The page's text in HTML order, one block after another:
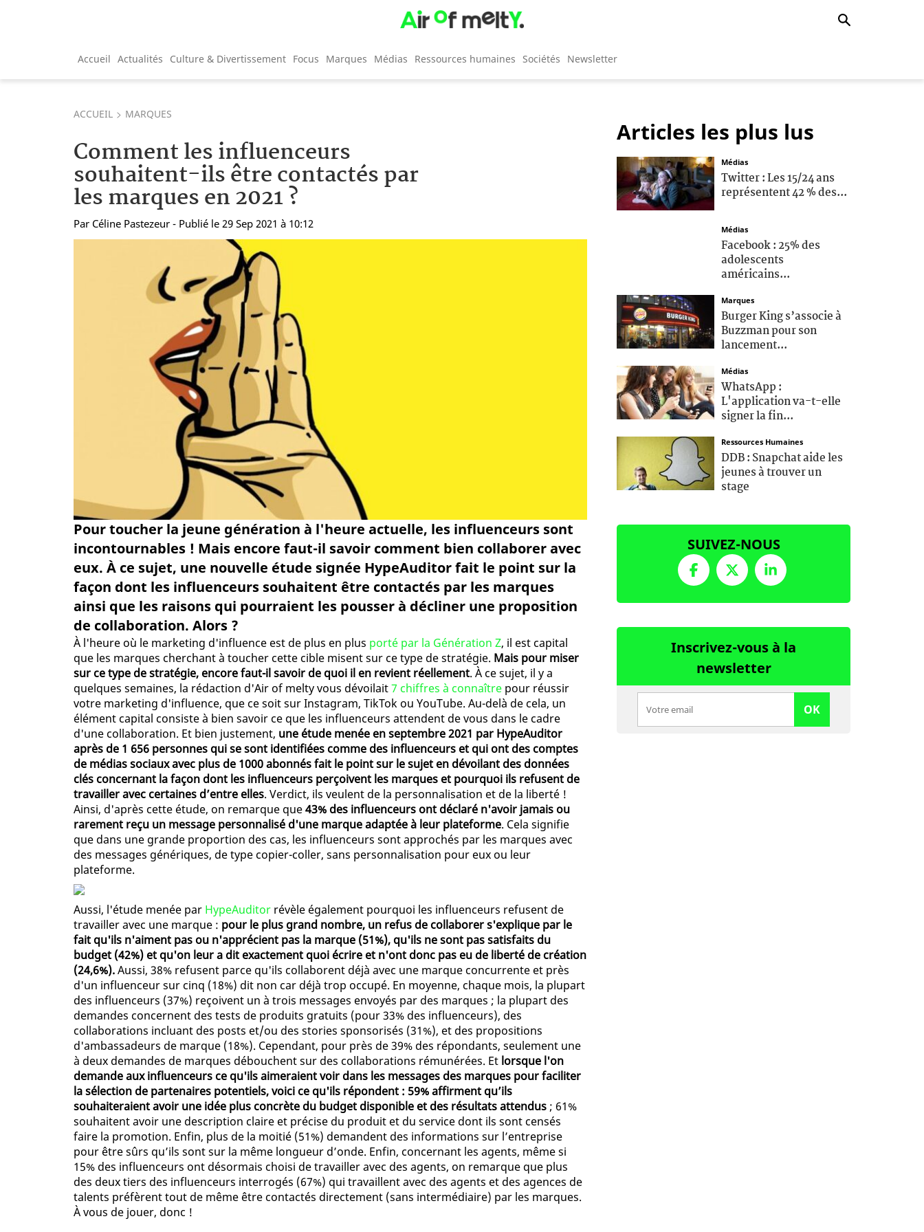
Accueil Actualités Culture & Divertissement Focus Marques Médias Ressources humaines Sociétés Newsletter
ACCUEIL MARQUES
Comment les influenceurs
souhaitent-ils être contactés par
les marques en 2021 ?
Par Céline Pastezeur - Publié le 29 Sep 2021 à 10:12
Pour toucher la jeune génération à l'heure actuelle, les influenceurs sont
incontournables ! Mais encore faut-il savoir comment bien collaborer avec
eux. À ce sujet, une nouvelle étude signée HypeAuditor fait le point sur la
façon dont les influenceurs souhaitent être contactés par les marques
ainsi que les raisons qui pourraient les pousser à décliner une proposition
de collaboration. Alors ?
À l'heure où le marketing d'influence est de plus en plus porté par la Génération Z, il est capital
que les marques cherchant à toucher cette cible misent sur ce type de stratégie. Mais pour miser
sur ce type de stratégie, encore faut-il savoir de quoi il en revient réellement. À ce sujet, il y a
quelques semaines, la rédaction d'Air of melty vous dévoilait7 chiffres à connaître pour réussir
votre marketing d'influence, que ce soit sur Instagram, TikTok ou YouTube. Au-delà de cela, un
élément capital consiste à bien savoir ce que les influenceurs attendent de vous dans le cadre
d'une collaboration. Et bien justement, une étude menée en septembre 2021 par HypeAuditor
après de 1 656 personnes qui se sont identifiées comme des influenceurs et qui ont des comptes
de médias sociaux avec plus de 1000 abonnés fait le point sur le sujet en dévoilant des données
clés concernant la façon dont les influenceurs perçoivent les marques et pourquoi ils refusent de
travailler avec certaines d’entre elles. Verdict, ils veulent de la personnalisation et de la liberté !
Ainsi, d'après cette étude, on remarque que43% des influenceurs ont déclaré n'avoir jamais ou
rarement reçu un message personnalisé d'une marque adaptée à leur plateforme. Cela signifie
que dans une grande proportion des cas, les influenceurs sont approchés par les marques avec
des messages génériques, de type copier-coller, sans personnalisation pour eux ou leur
plateforme.
Aussi, l'étude menée par HypeAuditor révèle également pourquoi les influenceurs refusent de
travailler avec une marque : pour le plus grand nombre, un refus de collaborer s'explique par le
fait qu'ils n'aiment pas ou n'apprécient pas la marque (51%), qu'ils ne sont pas satisfaits du
budget (42%) et qu'on leur a dit exactement quoi écrire et n'ont donc pas eu de liberté de création
(24,6%).Aussi, 38% refusent parce qu'ils collaborent déjà avec une marque concurrente et près
d'un influenceur sur cinq (18%) dit non car déjà trop occupé. En moyenne, chaque mois, la plupart
des influenceurs (37%) reçoivent un à trois messages envoyés par des marques ; la plupart des
demandes concernent des tests de produits gratuits (pour 33% des influenceurs), des
collaborations incluant des posts et/ou des stories sponsorisés (31%), et des propositions
d'ambassadeurs de marque (18%). Cependant, pour près de 39% des répondants, seulement une
à deux demandes de marques débouchent sur des collaborations rémunérées. Et lorsque l'on
demande aux influenceurs ce qu'ils aimeraient voir dans les messages des marques pour faciliter
la sélection de partenaires potentiels, voici ce qu'ils répondent : 59% affirment qu’ils
souhaiteraient avoir une idée plus concrète du budget disponible et des résultats attendus ; 61%
souhaitent avoir une description claire et précise du produit et du service dont ils sont censés
faire la promotion. Enfin, plus de la moitié (51%) demandent des informations sur l’entreprise
pour être sûrs qu’ils sont sur la même longueur d’onde. Enfin, concernant les agents, même si
15% des influenceurs ont désormais choisi de travailler avec des agents, on remarque que plus
des deux tiers des influenceurs interrogés (67%) qui travaillent avec des agents et des agences de
talents préfèrent tout de même être contactés directement (sans intermédiaire) par les marques.
À vous de jouer, donc !
Articles les plus lus
Médias
Twitter : Les 15/24 ans
représentent 42 % des...
Médias
Facebook : 25% des
adolescents
américains...
Marques
Burger King s’associe à
Buzzman pour son
lancement...
Médias
WhatsApp :
L'application va-t-elle
signer la fin...
Ressources Humaines
DDB : Snapchat aide les
jeunes à trouver un
stage
SUIVEZ-NOUS
Inscrivez-vous à la
newsletter
OK